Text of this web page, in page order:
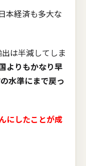
本経済も多大な
は半減してしま
よりもかなり早
水準にまで戻っ
にしたことが成